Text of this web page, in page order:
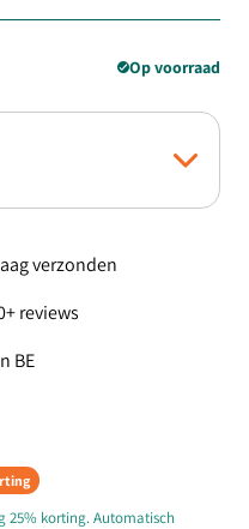
Op voorraad
verzonden
reviews
BE
25% korting. Automatisch